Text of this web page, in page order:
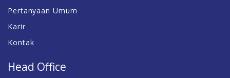
Pertanyaan Umum
Karir
Kontak
Head Office